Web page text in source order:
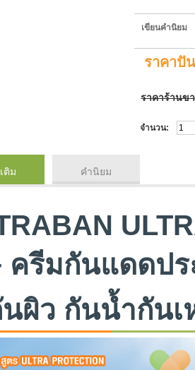
เขียนคำนิยม
ราคาปั
ราคาร้านข
จำนวน:
ติม คำนิยม
ครีมกันแดดป
ผิว กันน้ำกันเ